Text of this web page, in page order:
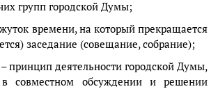
групп городской Думы;
времени, на который прекращается
заседание (совещание, собрание);
– принцип деятельности городской Думы,
совместном обсуждении и решении